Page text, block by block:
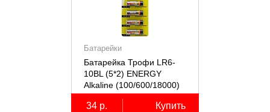
Батарейки
Батарейка Трофи LR6-
10BL (5*2) ENERGY
Alkaline (100/600/18000)
1 штука
34 р. Купить